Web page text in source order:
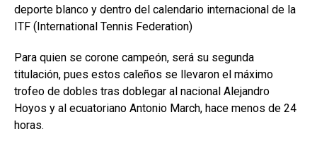
deporte blanco y dentro del calendario internacional de la
ITF (International Tennis Federation)
Para quien se corone campeón, será su segunda
titulación, pues estos caleños se llevaron el máximo
trofeo de dobles tras doblegar al nacional Alejandro
Hoyos y al ecuatoriano Antonio March, hace menos de 24
horas.